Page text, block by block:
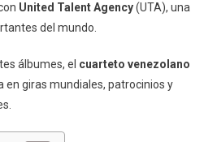
United Talent Agency(UTA), una
del mundo.
álbumes, el cuarteto venezolano
en giras mundiales, patrocinios y